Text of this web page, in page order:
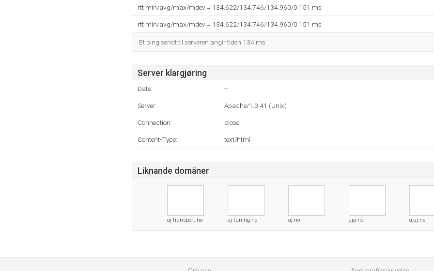
rtt min/avg/max/mdev = 134.622/134.746/134.960/0.151 ms
rtt min/avg/max/mdev = 134.622/134.746/134.960/0.151 ms
Et ping sendt til serveren angir tiden 134 ms.
Server klargjøring
Date: --
Server: Apache/1.3.41 (Unix)
Connection: close
Content-Type: text/html
Liknande domäner
aj-transport.no aj-tuning.no aj.no aja.no ajaj.no